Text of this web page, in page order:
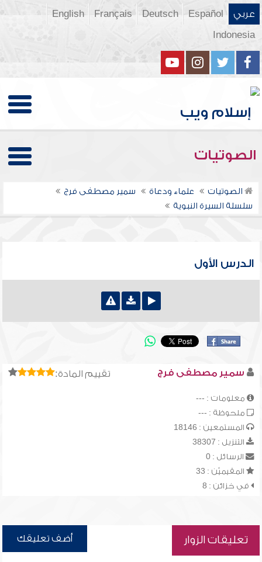
عربي Español
Deutsch
Français
English
Indonesia
الصوتيات
الصوتيات علماء ودعاة
سمير مصطفى فرج
سلسلة السيرة النبوية
الدرس الأول
تقييم المادة: سمير مصطفى فرج
معلومات : ---
ملحوظة : ---
المستمعين : 18146
التنزيل : 38307
الرسائل : 0
المقيميّن : 33
في خزائن : 8
تعليقات الزوار أضف تعليقك